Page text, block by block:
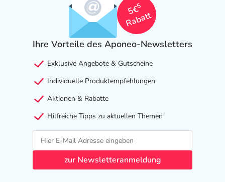
- Vermehrter Speichelfluss
- Verminderte Berührungsempfindlichkeit im Mund
- Appetitsteigerung
- Appetitlosigkeit
- Gewichtsverlust
- Geschmacksstörungen
- Schwindel
- Gangunsicherheit
- Sedierung
- Benommenheit
- Schläfrigkeit
5€
5
Rabatt
Ihre Vorteile des Aponeo-Newsletters
Exklusive Angebote & Gutscheine
Individuelle Produktempfehlungen
Aktionen & Rabatte
Hilfreiche Tipps zu aktuellen Themen
zur Newsletteranmeldung